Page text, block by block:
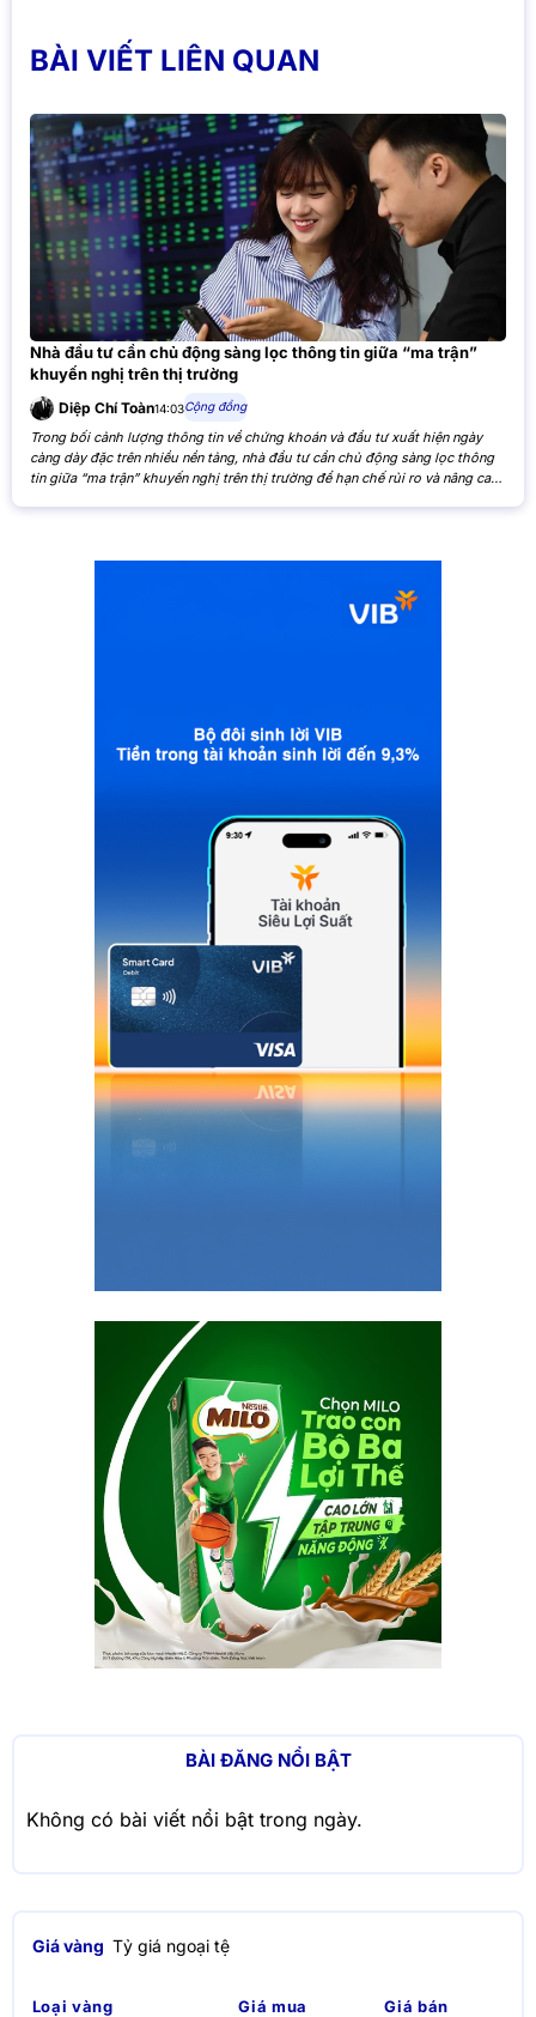
BÀI VIẾT LIÊN QUAN
Nhà đầu tư cần chủ động sàng lọc thông tin giữa “ma trận”
khuyến nghị trên thị trường
Diệp Chí Toàn14:03Cộng đồng
Trong bối cảnh lượng thông tin về chứng khoán và đầu tư xuất hiện ngày
càng dày đặc trên nhiều nền tảng, nhà đầu tư cần chủ động sàng lọc thông
tin giữa “ma trận” khuyến nghị trên thị trường để hạn chế rủi ro và nâng cao
BÀI ĐĂNG NỔI BẬT
Không có bài viết nổi bật trong ngày.
Giá vàng Tỷ giá ngoại tệ
Loại vàng Giá mua
Giá bán